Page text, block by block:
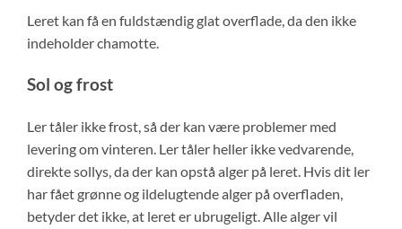
Leret kan få en fuldstændig glat overflade, da den ikke
indeholder chamotte.
Sol og frost
Ler tåler ikke frost, så der kan være problemer med
levering om vinteren. Ler tåler heller ikke vedvarende,
direkte sollys, da der kan opstå alger på leret. Hvis dit ler
har fået grønne og ildelugtende alger på overfladen,
betyder det ikke, at leret er ubrugeligt. Alle alger vil